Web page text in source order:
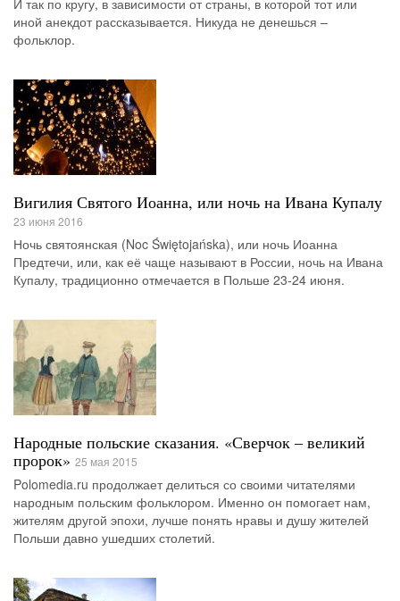
иной анекдот рассказывается. Никуда не денешься –
фольклор.
Вигилия Святого Иоанна, или ночь на Ивана Купалу
23 июня 2016
Ночь святоянская (Noc Świętojańska), или ночь Иоанна
Предтечи, или, как её чаще называют в России, ночь на Ивана
Купалу, традиционно отмечается в Польше 23-24 июня.
Народные польские сказания. «Сверчок – великий
пророк» 25 мая 2015
Polomedia.ru продолжает делиться со своими читателями
народным польским фольклором. Именно он помогает нам,
жителям другой эпохи, лучше понять нравы и душу жителей
Польши давно ушедших столетий.